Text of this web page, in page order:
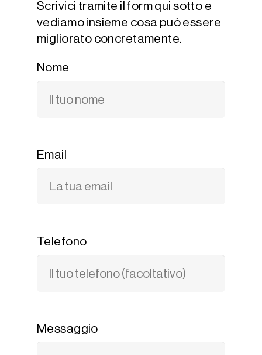
Scrivici tramite il form qui sotto e
vediamo insieme cosa può essere
migliorato concretamente.
Nome
Email
Telefono
Messaggio